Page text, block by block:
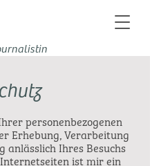
personenbezogenen
Erhebung, Verarbeitung
anlässlich Ihres Besuchs
ist mir ein